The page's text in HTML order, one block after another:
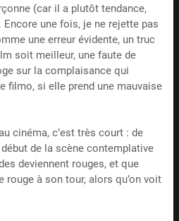
(car il a plutôt tendance,
une fois, je ne rejette pas
une erreur évidente, un truc
soit meilleur, une faute de
sur la complaisance qui
filmo, si elle prend une mauvaise
cinéma, c’est très court : de
de la scène contemplative
deviennent rouges, et que
rouge à son tour, alors qu’on voit